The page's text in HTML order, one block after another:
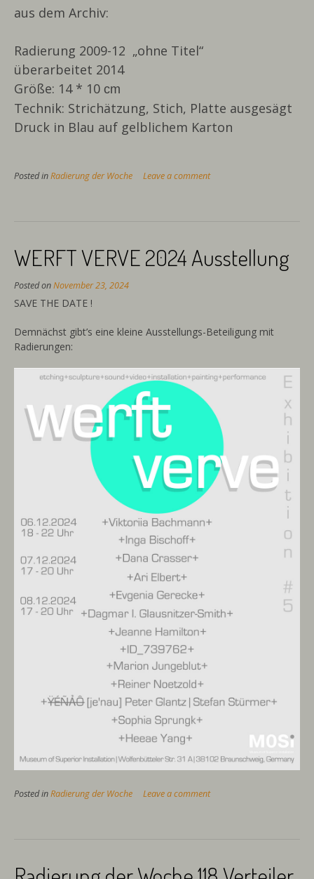
aus dem Archiv:
Radierung 2009-12 „ohne Titel“
überarbeitet 2014
Größe: 14 * 10 cm
Technik: Strichätzung, Stich, Platte ausgesägt
Druck in Blau auf gelblichem Karton
Posted inRadierung der Woche Leave a comment
WERFT VERVE 2024 Ausstellung
Posted onNovember 23, 2024
SAVE THE DATE !
Demnächst gibt’s eine kleine Ausstellungs-Beteiligung mit
Radierungen:
Posted inRadierung der Woche Leave a comment